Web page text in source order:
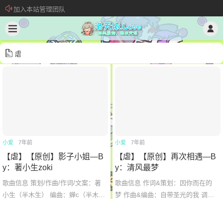
新 • 文章发布须知
欢迎加入“VOCALOID洛天依“QQ群！
加入本站管理团队
虐
小爱 7年前
【虐】【原创】影子小姐—B
y：著小生zoki
歌曲信息 策划/作曲/作词/文案：著
小生（半木生） 编曲：蝉c（半木
小爱 7年前
【虐】【原创】再次相遇—B
y：清风最梦
歌曲信息 作词&策划：因你而在的
梦 作曲&编曲：自带圣光的我 调